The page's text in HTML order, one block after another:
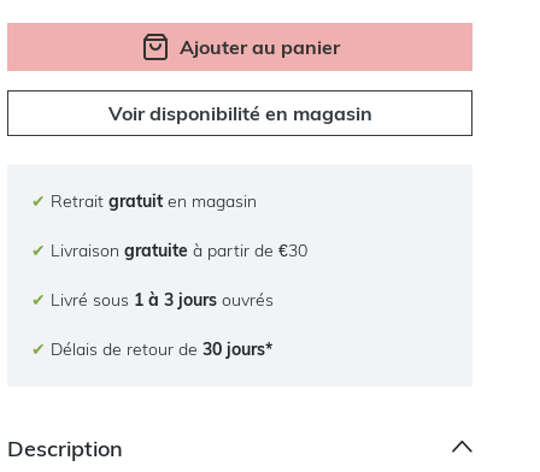
Ajouter au panier
Voir disponibilité en magasin
✔ Retraitgratuit en magasin
✔ Livraisongratuite à partir de €30
✔ Livré sous 1 à 3 jours ouvrés
✔ Délais de retour de30 jours*
Description